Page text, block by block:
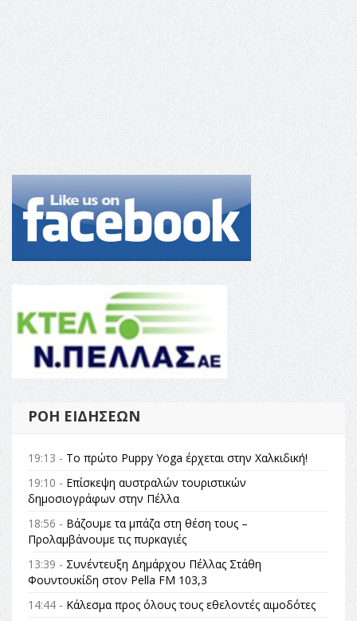
ΡΟΉ ΕΙΔΉΣΕΩΝ
19:13 - Το πρώτο Puppy Yoga έρχεται στην Χαλκιδική!
19:10 - Επίσκεψη αυστραλών τουριστικών
δημοσιογράφων στην Πέλλα
18:56 - Βάζουμε τα μπάζα στη θέση τους –
Προλαμβάνουμε τις πυρκαγιές
13:39 - Συνέντευξη Δημάρχου Πέλλας Στάθη
Φουντουκίδη στον Pella FM 103,3
14:44 - Κάλεσμα προς όλους τους εθελοντές αιμοδότες